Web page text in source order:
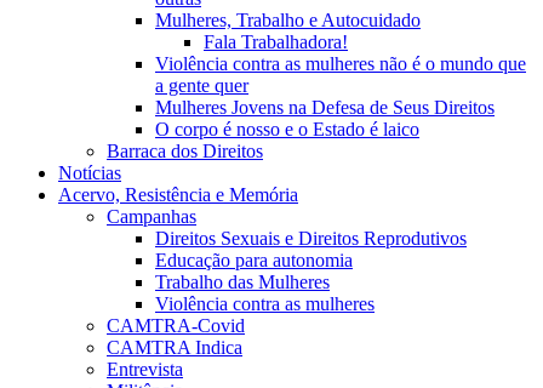
Mulheres, Trabalho e Autocuidado
Fala Trabalhadora!
Violência contra as mulheres não é o mundo que
a gente quer
Mulheres Jovens na Defesa de Seus Direitos
O corpo é nosso e o Estado é laico
Barraca dos Direitos
Notícias
Acervo, Resistência e Memória
Campanhas
Direitos Sexuais e Direitos Reprodutivos
Educação para autonomia
Trabalho das Mulheres
Violência contra as mulheres
CAMTRA-Covid
CAMTRA Indica
Entrevista